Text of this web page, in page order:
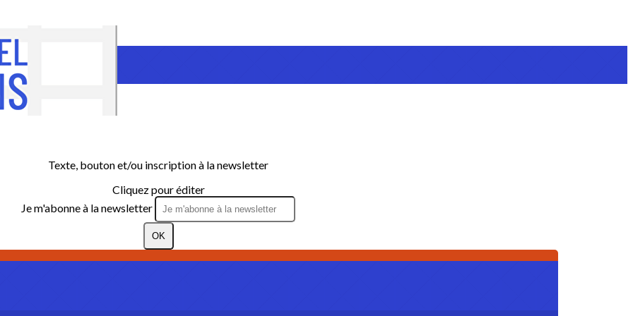
Texte, bouton et/ou inscription à la newsletter
Cliquez pour éditer
Je m'abonne à la newsletter
OK